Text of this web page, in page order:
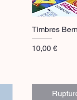
Timbres
Prix
10,00 €